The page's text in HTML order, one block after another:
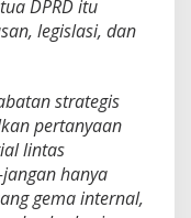
DPRD itu
legislasi, dan
strategis
pertanyaan
lintas
hanya
gema internal,